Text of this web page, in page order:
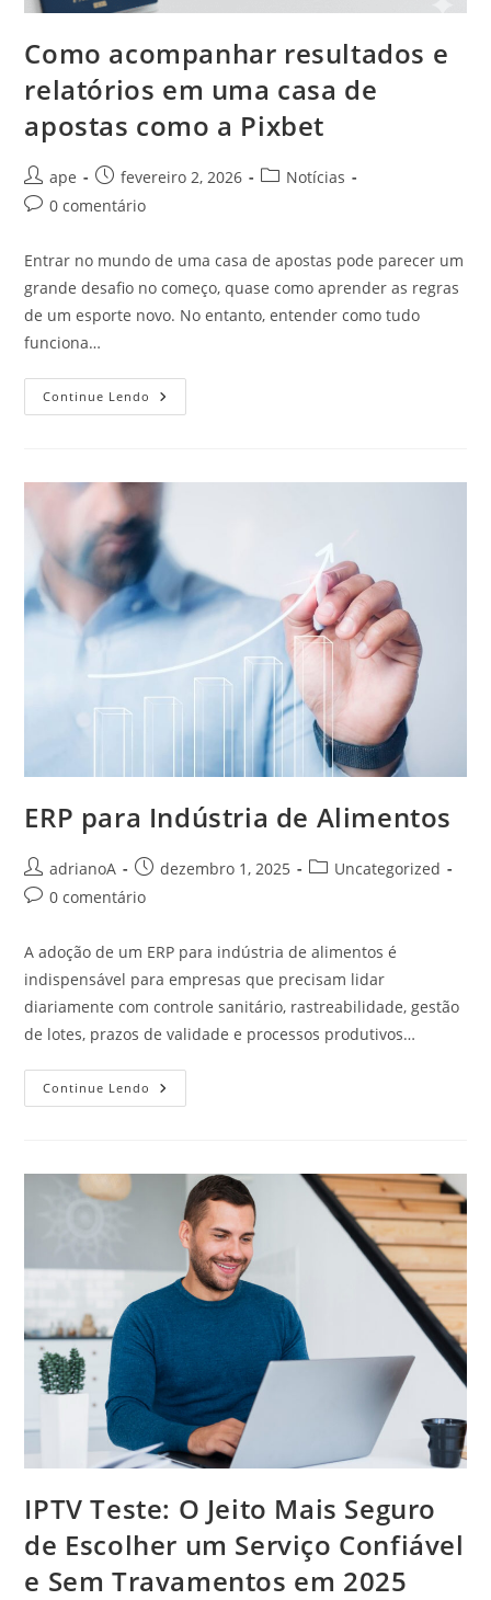
Como acompanhar resultados e
relatórios em uma casa de
apostas como a Pixbet
Autor
do
ape
Post
publicado:
fevereiro 2, 2026
Categoria
Notícias
Comentários
post:
0 comentário
Entrar no mundo de uma casa de apostas pode parecer um
grande desafio no começo, quase como aprender as regras
de um esporte novo. No entanto, entender como tudo
funciona…
Continue Lendo Como
Acompanhar
Uma
De
Apostas
Como
A
Pixbet
ERP para Indústria de Alimentos
Autor
do
adrianoA
Post
publicado:
dezembro 1, 2025
Categoria
Uncategorized
Comentários
post:
0 comentário
A adoção de um ERP para indústria de alimentos é
indispensável para empresas que precisam lidar
diariamente com controle sanitário, rastreabilidade, gestão
de lotes, prazos de validade e processos produtivos…
Continue Lendo ERP
Para
IPTV Teste: O Jeito Mais Seguro
de Escolher um Serviço Confiável
e Sem Travamentos em 2025